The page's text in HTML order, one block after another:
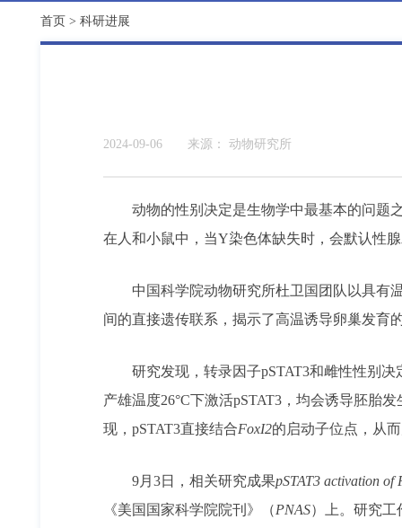
首页 > 科研进展
2024-09-06 来源： 动物研究所
动物的性别决定是生物学中最基本的问题
在人和小鼠中，当Y染色体缺失时，会默认性
中国科学院动物研究所杜卫国团队以具有
间的直接遗传联系，揭示了高温诱导卵巢发育
研究发现，转录因子pSTAT3和雌性性别决
产雄温度26°C下激活pSTAT3，均会诱导胚胎
现，pSTAT3直接结合FoxI2的启动子位点，从
9月3日，相关研究成果pSTAT3 activation of
《美国国家科学院院刊》（PNAS）上。研究